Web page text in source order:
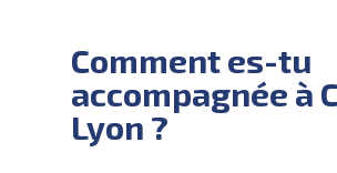
Comment es-tu
accompagnée à
Lyon ?